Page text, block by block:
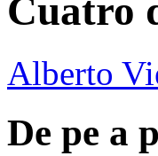
Cuatro
Alberto
De pe a